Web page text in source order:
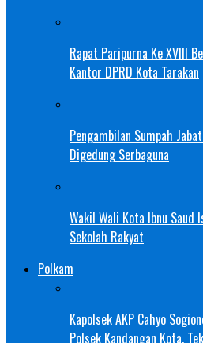
Rapat Paripurna Ke XVIII
Kantor DPRD Kota Tarakan
Pengambilan Sumpah
Digedung Serbaguna
Wakil Wali Kota Ibnu Saud
Sekolah Rakyat
Polkam
Kapolsek AKP Cahyo
Polsek Kandangan Kota,